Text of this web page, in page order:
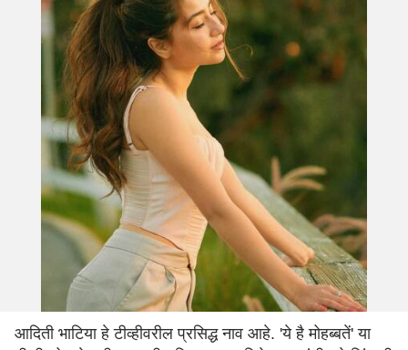
आदिती भाटिया हे टीव्हीवरील प्रसिद्ध नाव आहे. 'ये है मोहब्बतें' या